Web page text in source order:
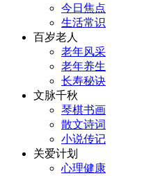
今日焦点
生活常识
百岁老人
老年风采
老年养生
长寿秘诀
文脉千秋
琴棋书画
散文诗词
小说传记
关爱计划
心理健康